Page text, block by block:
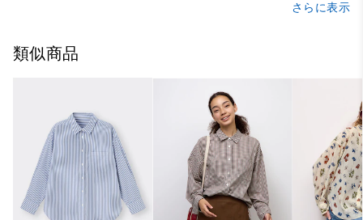
さらに表示
類似商品